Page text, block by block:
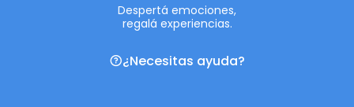
Despertá emociones,
regalá experiencias.
¿Necesitas ayuda?